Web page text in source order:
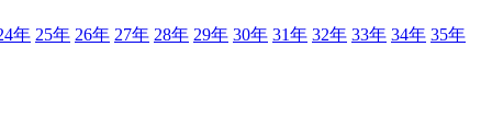
年 25年 26年 27年 28年 29年 30年 31年 32年 33年 34年 35年